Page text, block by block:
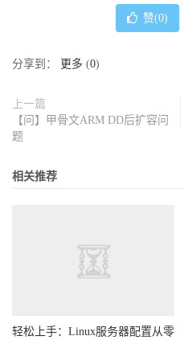
赞(0)
分享到： 更多 (0)
上一篇
【问】甲骨文ARM DD后扩容问
题
相关推荐
轻松上手：Linux服务器配置从零